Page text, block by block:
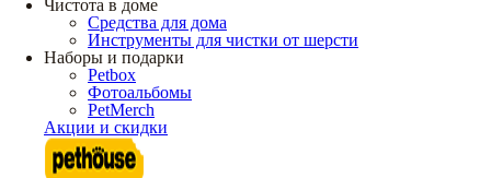
Чистота в доме
Средства для дома
Инструменты для чистки от шерсти
Наборы и подарки
Petbox
Фотоальбомы
PetMerch
Акции и скидки